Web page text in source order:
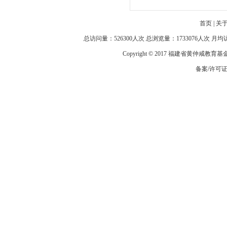
首页 关
总访问量：526300人次 总浏览量：1733076人次 月
Copyright © 2017 福建省黄仲咸教育基
备案/许可